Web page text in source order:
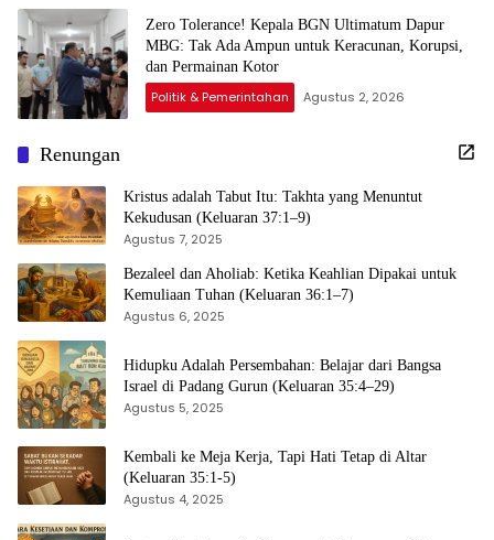
Zero Tolerance! Kepala BGN Ultimatum Dapur
MBG: Tak Ada Ampun untuk Keracunan, Korupsi,
dan Permainan Kotor
Politik & Pemerintahan Agustus 2, 2026
Renungan
Kristus adalah Tabut Itu: Takhta yang Menuntut
Kekudusan (Keluaran 37:1–9)
Agustus 7, 2025
Bezaleel dan Aholiab: Ketika Keahlian Dipakai untuk
Kemuliaan Tuhan (Keluaran 36:1–7)
Agustus 6, 2025
Hidupku Adalah Persembahan: Belajar dari Bangsa
Israel di Padang Gurun (Keluaran 35:4–29)
Agustus 5, 2025
Kembali ke Meja Kerja, Tapi Hati Tetap di Altar
(Keluaran 35:1-5)
Agustus 4, 2025